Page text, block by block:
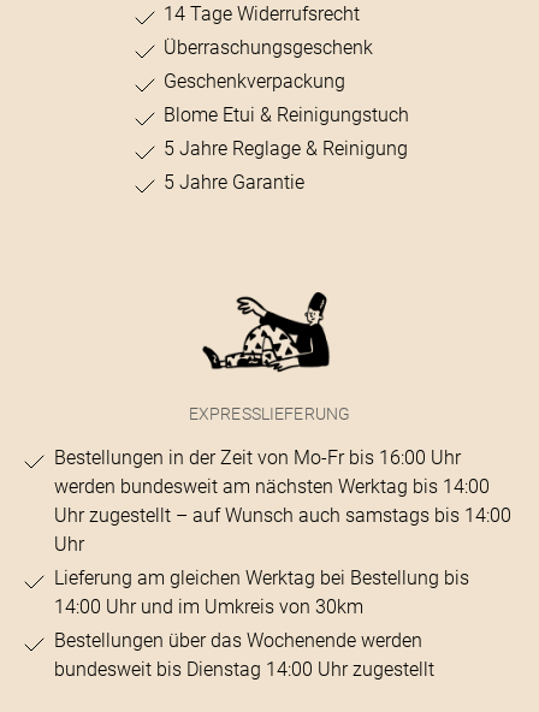
14 Tage Widerrufsrecht
Überraschungsgeschenk
Geschenkverpackung
Blome Etui & Reinigungstuch
5 Jahre Reglage & Reinigung
5 Jahre Garantie
EXPRESSLIEFERUNG
Bestellungen in der Zeit von Mo-Fr bis 16:00 Uhr
werden bundesweit am nächsten Werktag bis 14:00
Uhr zugestellt – auf Wunsch auch samstags bis 14:00
Uhr
Lieferung am gleichen Werktag bei Bestellung bis
14:00 Uhr und im Umkreis von 30km
Bestellungen über das Wochenende werden
bundesweit bis Dienstag 14:00 Uhr zugestellt